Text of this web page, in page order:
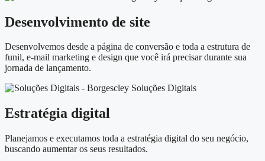
Desenvolvimento de site
Desenvolvemos desde a página de conversão e toda a estrutura de
funil, e-mail marketing e design que você irá precisar durante sua
jornada de lançamento.
Estratégia digital
Planejamos e executamos toda a estratégia digital do seu negócio,
buscando aumentar os seus resultados.​